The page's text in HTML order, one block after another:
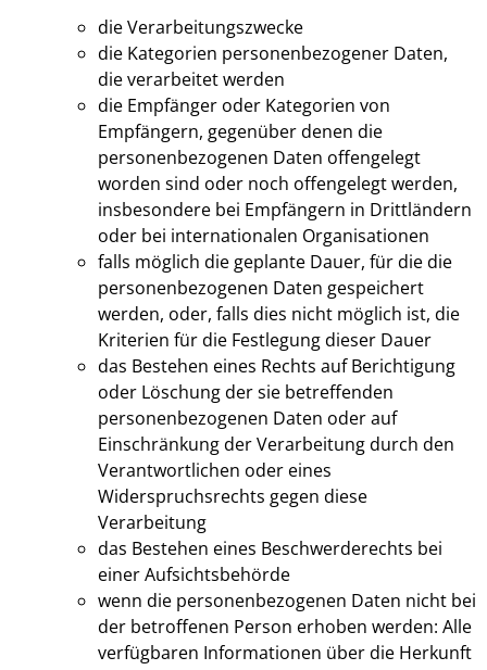
die Verarbeitungszwecke
die Kategorien personenbezogener Daten,
die verarbeitet werden
die Empfänger oder Kategorien von
Empfängern, gegenüber denen die
personenbezogenen Daten offengelegt
worden sind oder noch offengelegt werden,
insbesondere bei Empfängern in Drittländern
oder bei internationalen Organisationen
falls möglich die geplante Dauer, für die die
personenbezogenen Daten gespeichert
werden, oder, falls dies nicht möglich ist, die
Kriterien für die Festlegung dieser Dauer
das Bestehen eines Rechts auf Berichtigung
oder Löschung der sie betreffenden
personenbezogenen Daten oder auf
Einschränkung der Verarbeitung durch den
Verantwortlichen oder eines
Widerspruchsrechts gegen diese
Verarbeitung
das Bestehen eines Beschwerderechts bei
einer Aufsichtsbehörde
wenn die personenbezogenen Daten nicht bei
der betroffenen Person erhoben werden: Alle
verfügbaren Informationen über die Herkunft